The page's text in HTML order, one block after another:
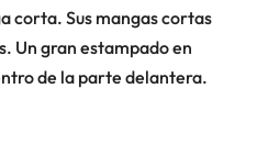
corta. Sus mangas cortas
Un gran estampado en
de la parte delantera.